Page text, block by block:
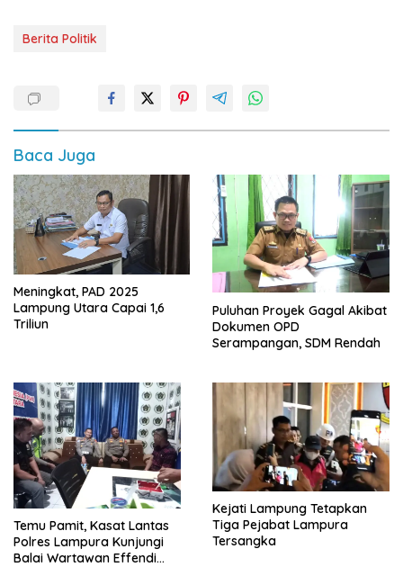
Berita Politik
Baca Juga
Meningkat, PAD 2025
Lampung Utara Capai 1,6
Triliun
Puluhan Proyek Gagal Akibat
Dokumen OPD
Serampangan, SDM Rendah
Temu Pamit, Kasat Lantas
Polres Lampura Kunjungi
Balai Wartawan Effendi
Kejati Lampung Tetapkan
Tiga Pejabat Lampura
Tersangka